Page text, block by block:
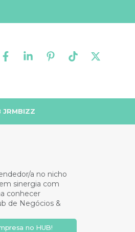
JRMBIZZ
a no nicho
sinergia com
conhecer
de Negócios &
no HUB!